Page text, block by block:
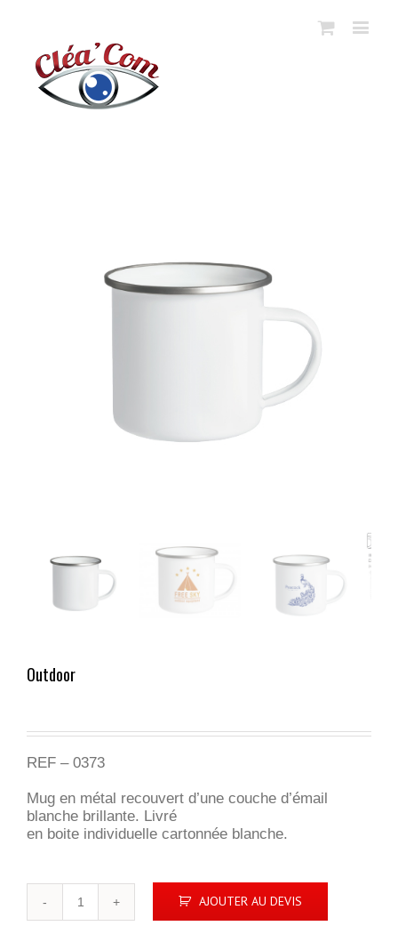
Outdoor
REF – 0373
Mug en métal recouvert d’une couche d’émail
blanche brillante. Livré
en boite individuelle cartonnée blanche.
AJOUTER AU DEVIS